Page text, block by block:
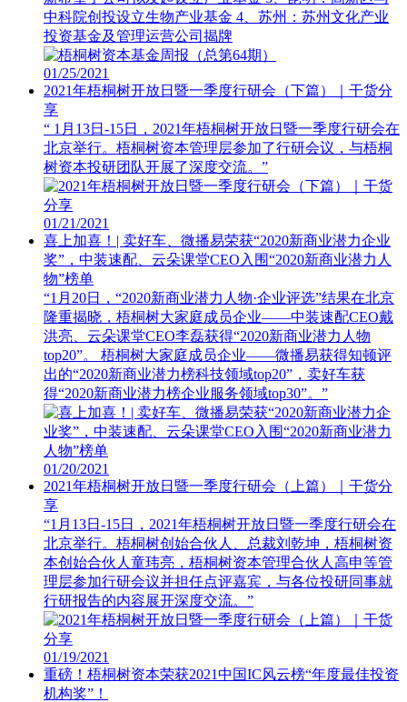
中科院创投设立生物产业基金 4、苏州：苏州文化产业
投资基金及管理运营公司揭牌
01/25/2021
2021年梧桐树开放日暨一季度行研会（下篇）｜干货分
享
“ 1月13日-15日，2021年梧桐树开放日暨一季度行研会在
北京举行。梧桐树资本管理层参加了行研会议，与梧桐
树资本投研团队开展了深度交流。”
01/21/2021
喜上加喜！| 卖好车、微播易荣获“2020新商业潜力企业
奖”，中装速配、云朵课堂CEO入围“2020新商业潜力人
物”榜单
“1月20日，“2020新商业潜力人物·企业评选”结果在北京
隆重揭晓，梧桐树大家庭成员企业——中装速配CEO戴
洪亮、云朵课堂CEO李磊获得“2020新商业潜力人物
top20”。 梧桐树大家庭成员企业——微播易获得知顿评
出的“2020新商业潜力榜科技领域top20”，卖好车获
得“2020新商业潜力榜企业服务领域top30”。”
01/20/2021
2021年梧桐树开放日暨一季度行研会（上篇）｜干货分
享
“1月13日-15日，2021年梧桐树开放日暨一季度行研会在
北京举行。梧桐树创始合伙人、总裁刘乾坤，梧桐树资
本创始合伙人童玮亮，梧桐树资本管理合伙人高申等管
理层参加行研会议并担任点评嘉宾，与各位投研同事就
行研报告的内容展开深度交流。”
01/19/2021
重磅！梧桐树资本荣获2021中国IC风云榜“年度最佳投资
机构奖”！